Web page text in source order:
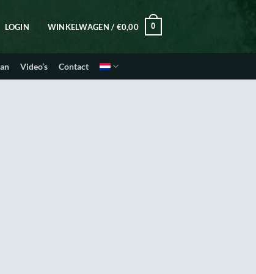
LOGIN WINKELWAGEN / €0,00 0
Video’s Contact